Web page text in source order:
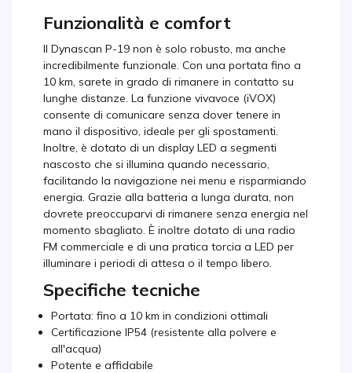
Funzionalità e comfort
Il Dynascan P-19 non è solo robusto, ma anche
incredibilmente funzionale. Con una portata fino a
10 km, sarete in grado di rimanere in contatto su
lunghe distanze. La funzione vivavoce (iVOX)
consente di comunicare senza dover tenere in
mano il dispositivo, ideale per gli spostamenti.
Inoltre, è dotato di un display LED a segmenti
nascosto che si illumina quando necessario,
facilitando la navigazione nei menu e risparmiando
energia. Grazie alla batteria a lunga durata, non
dovrete preoccuparvi di rimanere senza energia nel
momento sbagliato. È inoltre dotato di una radio
FM commerciale e di una pratica torcia a LED per
illuminare i periodi di attesa o il tempo libero.
Specifiche tecniche
Portata: fino a 10 km in condizioni ottimali
Certificazione IP54 (resistente alla polvere e
all'acqua)
Potente e affidabile